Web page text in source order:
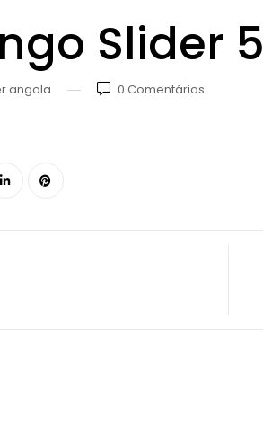
Slider 5
angola 0 Comentários